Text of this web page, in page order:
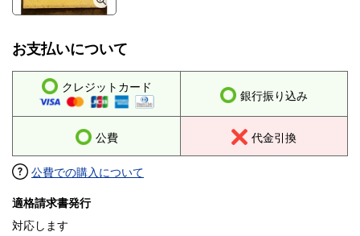
お支払いについて
クレジットカード
銀行振り込み
公費 代金引換
公費での購入について
適格請求書発行
対応します